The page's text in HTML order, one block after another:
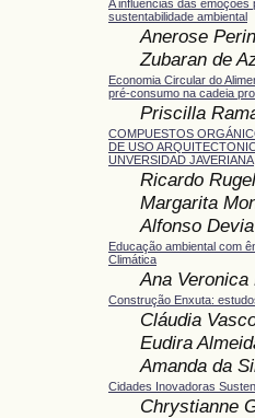
A influências das
sustentabilidade ambiental
Anerose
Zubaran de
Economia Circular do
pré-consumo na cadeia
Priscilla
COMPUESTOS
DE USO
UNVERSIDAD
Ricardo
Margarita
Alfonso
Educação ambiental com
Climática
Ana
Construção Enxuta:
Cláudia
Eudira
Amanda da
Cidades Inovadoras
Chrystianne